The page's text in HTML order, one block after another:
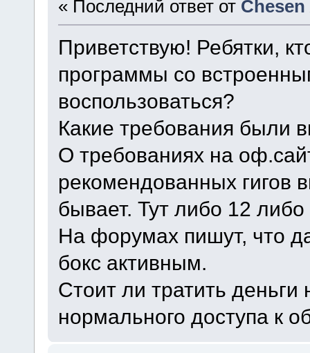
« Последний ответ от Chesen
Приветствую! Ребятки,
программы со
воспользоваться?
Какие требования были
О требованиях на
рекомендованных гигов
бывает. Тут либо 12 либо
На форумах пишут, что
бокс активным.
Стоит ли тратить
нормального доступа к